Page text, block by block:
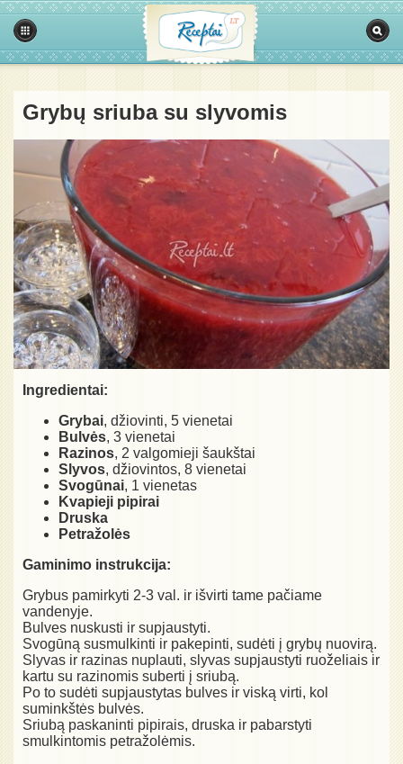
Grybų sriuba su slyvomis
Ingredientai:
Grybai, džiovinti, 5 vienetai
Bulvės, 3 vienetai
Razinos, 2 valgomieji šaukštai
Slyvos, džiovintos, 8 vienetai
Svogūnai, 1 vienetas
Kvapieji pipirai
Druska
Petražolės
Gaminimo instrukcija:
Grybus pamirkyti 2-3 val. ir išvirti tame pačiame
vandenyje.
Bulves nuskusti ir supjaustyti.
Svogūną susmulkinti ir pakepinti, sudėti į grybų nuovirą.
Slyvas ir razinas nuplauti, slyvas supjaustyti ruoželiais ir
kartu su razinomis suberti į sriubą.
Po to sudėti supjaustytas bulves ir viską virti, kol
suminkštės bulvės.
Sriubą paskaninti pipirais, druska ir pabarstyti
smulkintomis petražolėmis.